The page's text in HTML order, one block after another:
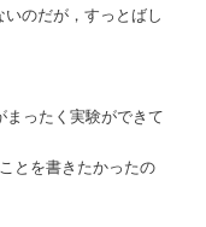
のだが，すっとばし
ったく実験ができて
とを書きたかったの